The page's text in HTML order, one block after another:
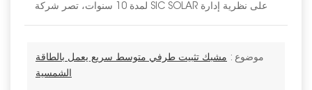
لمدة 10 سنوات، تصر شركة SIC SOLAR على نظرية إدارة
موضوع : مشبك تثبيت طرفي متوسط سريع يعمل بالطاقة
الشمسية